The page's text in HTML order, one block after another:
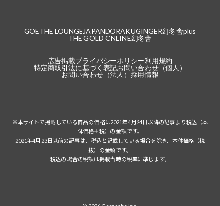
GOETHE LOUNGE JAPANDORAKUGINGER幻冬舎plus
THE GOLD ONLINE幻冬舎
広告掲載プライバシーポリシー利用規約
特定商取引法に基づく表記お問い合わせ（個人）
お問い合わせ（法人）採用情報
※本サイトで掲載している商品の価格は2021年4月24日以降の記事より税込（本
体価格＋税）の金額です。
2021年4月23日以前の記事は、税込と記載している場合を除き、本体価格（税
抜）の金額です。
税込の場合の税額は掲載当時の税率に準じます。